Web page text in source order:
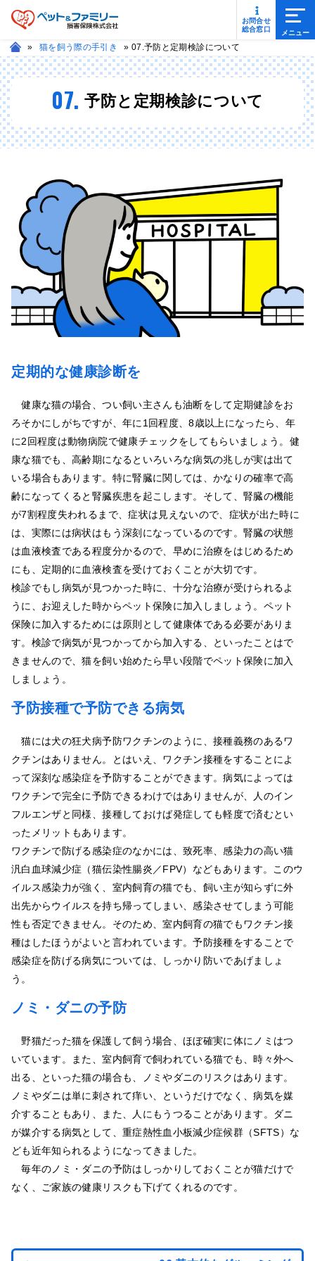
お問合せ
総合窓口
» 猫を飼う際の手引き »07.予防と定期検診について
07. 予防と定期検診について
定期的な健康診断を
健康な猫の場合、つい飼い主さんも油断をして定期健診をお
ろそかにしがちですが、年に1回程度、8歳以上になったら、年
に2回程度は動物病院で健康チェックをしてもらいましょう。健
康な猫でも、高齢期になるといろいろな病気の兆しが実は出て
いる場合もあります。特に腎臓に関しては、かなりの確率で高
齢になってくると腎臓疾患を起こします。そして、腎臓の機能
が7割程度失われるまで、症状は見えないので、症状が出た時に
は、実際には病状はもう深刻になっているのです。腎臓の状態
は血液検査である程度分かるので、早めに治療をはじめるため
にも、定期的に血液検査を受けておくことが大切です。
検診でもし病気が見つかった時に、十分な治療が受けられるよ
うに、お迎えした時からペット保険に加入しましょう。ペット
保険に加入するためには原則として健康体である必要がありま
す。検診で病気が見つかってから加入する、といったことはで
きませんので、猫を飼い始めたら早い段階でペット保険に加入
しましょう。
予防接種で予防できる病気
猫には犬の狂犬病予防ワクチンのように、接種義務のあるワ
クチンはありません。とはいえ、ワクチン接種をすることによ
って深刻な感染症を予防することができます。病気によっては
ワクチンで完全に予防できるわけではありませんが、人のイン
フルエンザと同様、接種しておけば発症しても軽度で済むとい
ったメリットもあります。
ワクチンで防げる感染症のなかには、致死率、感染力の高い猫
汎白血球減少症（猫伝染性腸炎／FPV）などもあります。このウ
イルス感染力が強く、室内飼育の猫でも、飼い主が知らずに外
出先からウイルスを持ち帰ってしまい、感染させてしまう可能
性も否定できません。そのため、室内飼育の猫でもワクチン接
種はしたほうがよいと言われています。予防接種をすることで
感染症を防げる病気については、しっかり防いであげましょ
う。
ノミ・ダニの予防
野猫だった猫を保護して飼う場合、ほぼ確実に体にノミはつ
いています。また、室内飼育で飼われている猫でも、時々外へ
出る、といった猫の場合も、ノミやダニのリスクはあります。
ノミやダニは単に刺されて痒い、というだけでなく、病気を媒
介することもあり、また、人にもうつることがあります。ダニ
が媒介する病気として、重症熱性血小板減少症候群（SFTS）な
ども近年知られるようになってきました。
毎年のノミ・ダニの予防はしっかりしておくことが猫だけで
なく、ご家族の健康リスクも下げてくれるのです。